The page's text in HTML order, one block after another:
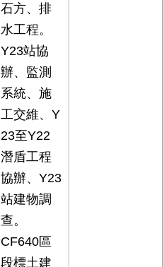
石方、排
水工程。
Y23站協
辦、監測
系統、施
工交維、Y
23至Y22
潛盾工程
協辦、Y23
站建物調
查。
CF640區
段標土建